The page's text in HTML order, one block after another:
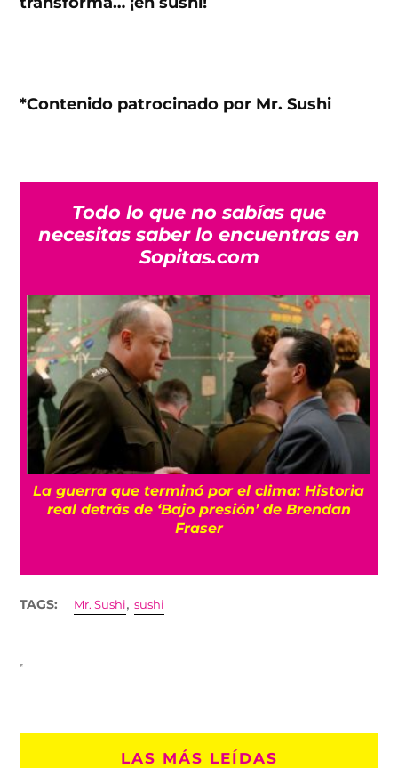
*Contenido patrocinado por Mr. Sushi
Todo lo que no sabías que
necesitas saber lo encuentras en
Sopitas.com
La guerra que terminó por el clima: Historia
real detrás de ‘Bajo presión’ de Brendan
Fraser
TAGS: Mr. Sushi,sushi
LAS MÁS LEÍDAS